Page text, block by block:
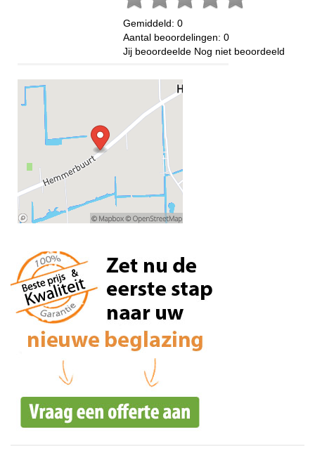
Gemiddeld: 0
Aantal beoordelingen: 0
Jij beoordeelde Nog niet beoordeeld